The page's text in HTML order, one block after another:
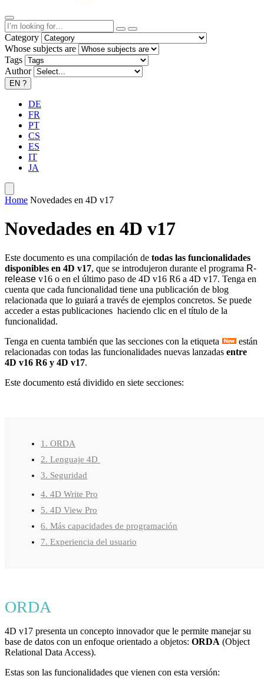
Category
Whose subjects are
Tags
Author
EN ?
DE
FR
PT
CS
ES
IT
JA
Home Novedades en 4D v17
Novedades en 4D v17
Este documento es una compilación de todas las funcionalidades
disponibles en 4D v17, que se introdujeron durante el programa R-
release v16 o en el último paso de 4D v16 R6 a 4D v17. Tenga en
cuenta que cada funcionalidad tiene una publicación de blog
relacionada que lo guiará a través de ejemplos concretos. Se puede
acceder a estas publicaciones haciendo clic en el título de la
funcionalidad.
Tenga en cuenta también que las secciones con la etiqueta
están
relacionadas con todas las funcionalidades nuevas lanzadas entre
4D v16 R6 y 4D v17.
Este documento está dividido en siete secciones:
1. ORDA
2. Lenguaje 4D
3. Seguridad
4. 4D Write Pro
5. 4D View Pro
6. Más capacidades de programación
7. Experiencia del usuario
ORDA
4D v17 presenta un concepto innovador que le permite manejar su
base de datos con un enfoque orientado a objetos: ORDA (Object
Relational Data Access).
Estas son las funcionalidades que vienen con esta versión: